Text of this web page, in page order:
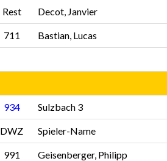
Rest Decot, Janvier
711 Bastian, Lucas
934 Sulzbach 3
DWZ Spieler-Name
991 Geisenberger, Philipp